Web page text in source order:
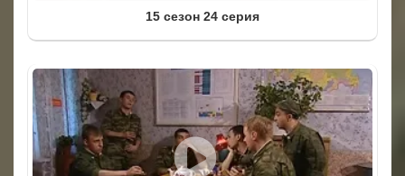
15 сезон 24 серия